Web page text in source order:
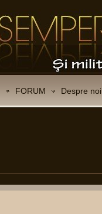
FORUM Despre noi